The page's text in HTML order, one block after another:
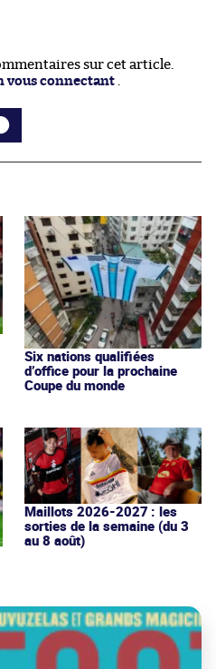
sur cet article.
vous connectant
Six nations qualifiées
d’office pour la prochaine
Coupe du monde
Maillots 2026-2027 : les
sorties de la semaine (du 3
au 8 août)